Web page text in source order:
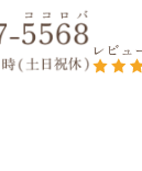
レビュ